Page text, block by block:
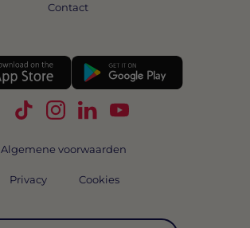
Contact
Volg Swipe4Work op TikTok
Volg Swipe4Work op
Volg Swipe4Work op
Volg Swipe4Work
Algemene voorwaarden
Privacy Cookies